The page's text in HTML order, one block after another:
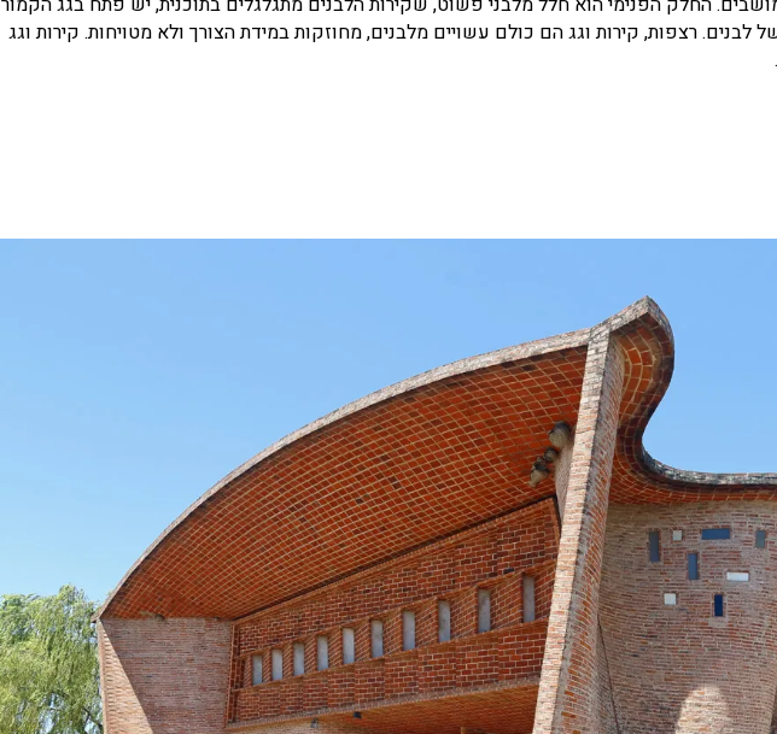
רצפות, קירות וגג הם כולם עשויים מלבנים, מחוזקות במידת הצורך ולא מטויחות. קירות וגג